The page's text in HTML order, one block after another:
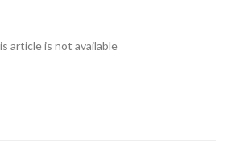
article is not available